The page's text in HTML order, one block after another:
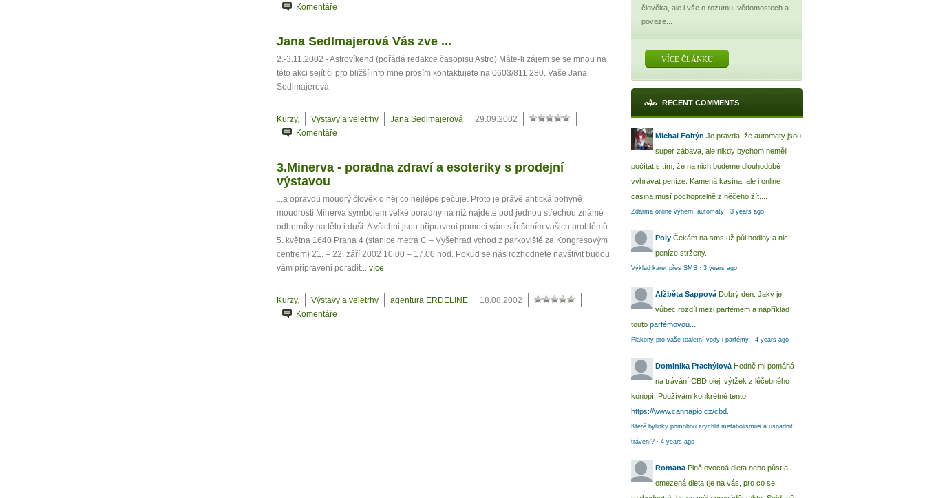
Komentáře
Jana Sedlmajerová Vás zve ...
2.-3.11.2002 - Astrovíkend (pořádá redakce časopisu Astro) Máte-li zájem se se mnou na
této akci sejít či pro bližší info mne prosím kontaktujete na 0603/811 280. Vaše Jana
Sedlmajerová
Kurzy, Výstavy a veletrhy Jana Sedlmajerová
29.09.2002
Komentáře
3.Minerva - poradna zdraví a esoteriky s prodejní
výstavou
...a opravdu moudrý člověk o něj co nejlépe pečuje. Proto je právě antická bohyně
moudrosti Minerva symbolem velké poradny na níž najdete pod jednou střechou známé
odborníky na tělo i duši. A všichni jsou připraveni pomoci vám s řešením vašich problémů.
5. května 1640 Praha 4 (stanice metra C – Vyšehrad vchod z parkoviště za Kongresovým
centrem) 21. – 22. září 2002 10.00 – 17.00 hod. Pokud se nás rozhodnete navštívit budou
vám připraveni poradit... více
Kurzy, Výstavy a veletrhy agentura ERDELINE
18.08.2002
Komentáře
člověka, ale i vše o rozumu, vědomostech a
povaze...
VÍCE ČLÁNKU
RECENT COMMENTS
Michal Foltýn Je pravda, že automaty jsou
super zábava, ale nikdy bychom neměli
počítat s tím, že na nich budeme dlouhodobě
vyhrávat peníze. Kamená kasína, ale i online
casina musí pochopitelně z něčeho žít....
Zdarma online výherní automaty · 3 years ago
Poly Čekám na sms už půl hodiny a nic,
peníze strženy...
Výklad karet přes SMS · 3 years ago
Alžběta Sappová Dobrý den. Jaký je
vůbec rozdíl mezi parfémem a například
touto parfémovou...
Flakony pro vaše toaletní vody i parfémy · 4 years ago
Dominika Prachýlová Hodně mi pomáhá
na trávání CBD olej, výtžek z léčebného
konopí. Používám konkrétně tento
https://www.cannapio.cz/cbd...
Které bylinky pomohou zrychlit metabolismus a usnadnit
trávení? · 4 years ago
Romana Plně ovocná dieta nebo půst a
omezená dieta (je na vás, pro co se